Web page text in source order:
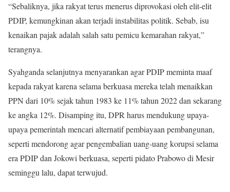
“Sebaliknya, jika rakyat terus menerus diprovokasi oleh elit-elit
PDIP, kemungkinan akan terjadi instabilitas politik. Sebab, isu
kenaikan pajak adalah salah satu pemicu kemarahan rakyat,”
terangnya.
Syahganda selanjutnya menyarankan agar PDIP meminta maaf
kepada rakyat karena selama berkuasa mereka telah menaikkan
PPN dari 10% sejak tahun 1983 ke 11% tahun 2022 dan sekarang
ke angka 12%. Disamping itu, DPR harus mendukung upaya-
upaya pemerintah mencari alternatif pembiayaan pembangunan,
seperti mendorong agar pengembalian uang-uang korupsi selama
era PDIP dan Jokowi berkuasa, seperti pidato Prabowo di Mesir
seminggu lalu, dapat terwujud.